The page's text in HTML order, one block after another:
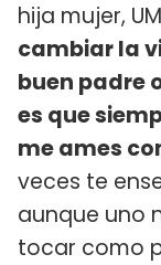
hija mujer️,
cambiar la
buen padre
es que
me ames
veces te
aunque uno
tocar como